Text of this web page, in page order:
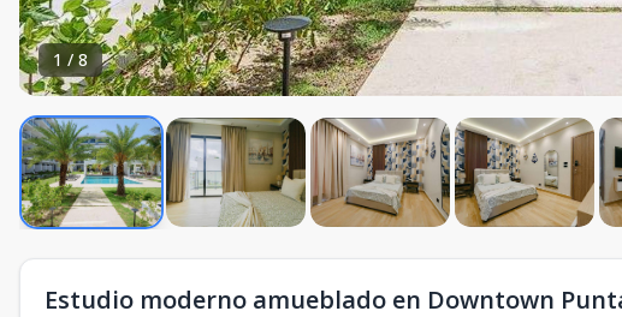
1 /8
Estudio moderno amueblado en Downtown